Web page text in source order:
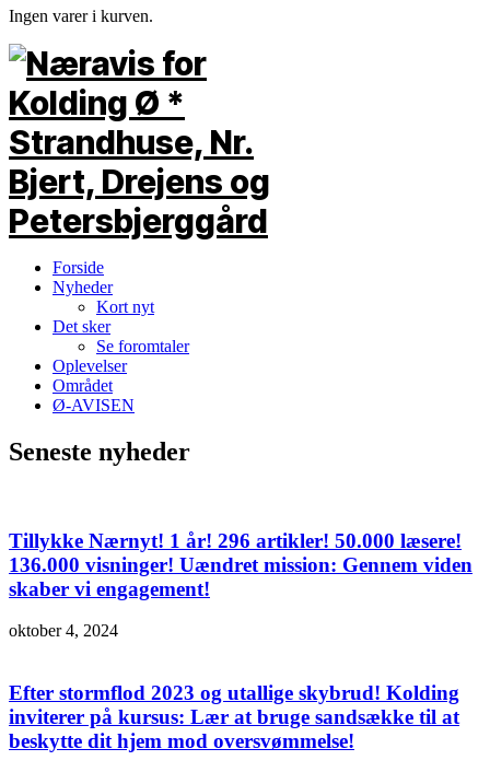
Ingen varer i kurven.
Forside
Nyheder
Kort nyt
Det sker
Se foromtaler
Oplevelser
Området
Ø-AVISEN
Seneste nyheder
Tillykke Nærnyt! 1 år! 296 artikler! 50.000 læsere!
136.000 visninger! Uændret mission: Gennem viden
skaber vi engagement!
oktober 4, 2024
Efter stormflod 2023 og utallige skybrud! Kolding
inviterer på kursus: Lær at bruge sandsække til at
beskytte dit hjem mod oversvømmelse!